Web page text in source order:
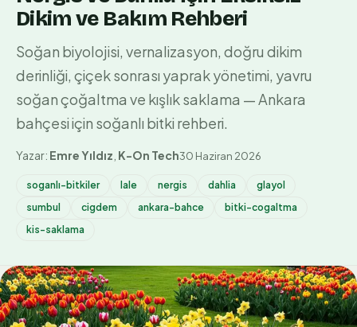
Dikim ve Bakım Rehberi
Soğan biyolojisi, vernalizasyon, doğru dikim
derinliği, çiçek sonrası yaprak yönetimi, yavru
soğan çoğaltma ve kışlık saklama — Ankara
bahçesi için soğanlı bitki rehberi.
Yazar: Emre Yıldız K-On Tech30 Haziran 2026
soganlı-bitkiler lale nergis dahlia
glayol
sumbul
cigdem ankara-bahce
bitki-cogaltma
kis-saklama